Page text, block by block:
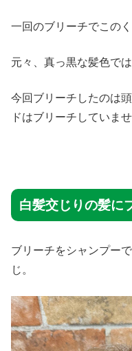
一回のブリーチでこの
元々、真っ黒な髪色で
今回ブリーチしたのは
ドはブリーチしていませ
白髪交じりの髪に
ブリーチをシャンプー
じ。